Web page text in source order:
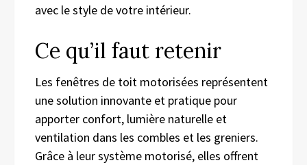
avec le style de votre intérieur.
Ce qu’il faut retenir
Les fenêtres de toit motorisées représentent
une solution innovante et pratique pour
apporter confort, lumière naturelle et
ventilation dans les combles et les greniers.
Grâce à leur système motorisé, elles offrent